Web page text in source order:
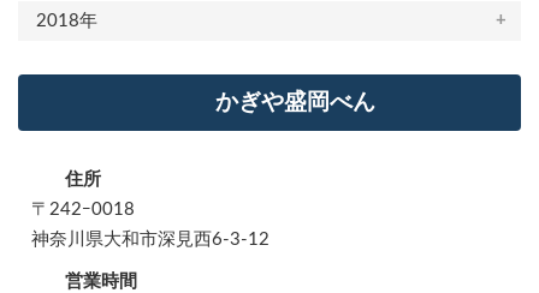
2018年
かぎや盛岡べん
住所
〒242ｰ0018
神奈川県大和市深見西6-3-12
営業時間